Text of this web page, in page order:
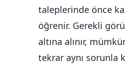
taleplerinde önce
öğrenir. Gerekli
altına alınır,
tekrar aynı sorunla